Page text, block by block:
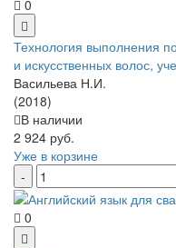
0
Технология выполнения
и искусственных волос,
Васильева Н.И.
(2018)
В наличии
2 924 руб.
Уже в корзине
0